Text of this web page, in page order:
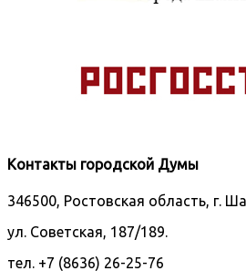
Контакты городской Думы
346500, Ростовская область, г.
ул. Советская, 187/189.
тел. +7 (8636) 26-25-76